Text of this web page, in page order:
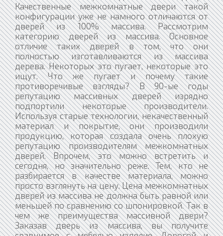
Качественные межкомнатные двери такой
конфигурации уже не намного отличаются от
дверей из 100% массива. Рассмотрим
категорию дверей из массива. Основное
отличие таких дверей в том, что они
полностью изготавливаются из массива
дерева. Некоторых это пугает, некоторые это
ищут. Что же пугает и почему такие
противоречивые взгляды? В 90-ые годы
репутацию массивных дверей изрядно
подпортили некоторые производители.
Используя старые технологии, некачественный
материал и покрытие, они производили
продукцию, которая создала очень плохую
репутацию производителям межкомнатных
дверей. Впрочем, это можно встретить и
сегодня, но значительно реже. Тем, кто не
разбирается в качестве материала, можно
просто взглянуть на цену. Цена межкомнатных
дверей из массива не должна быть равной или
меньшей по сравнению со шпонировкой. Так в
чем же преимущества массивной двери?
Заказав дверь из массива, вы получите